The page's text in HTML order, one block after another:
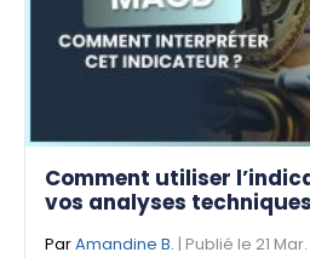
Comment utiliser
vos analyses
ParAmandine B. | Publié le 21